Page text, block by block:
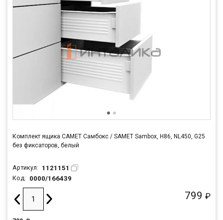
Комплект ящика САМЕТ Самбокс / SAMET Sambox, H86, NL450, G25
без фиксаторов, белый
Артикул: 1121151
Код: 0000/166439
799 ₽